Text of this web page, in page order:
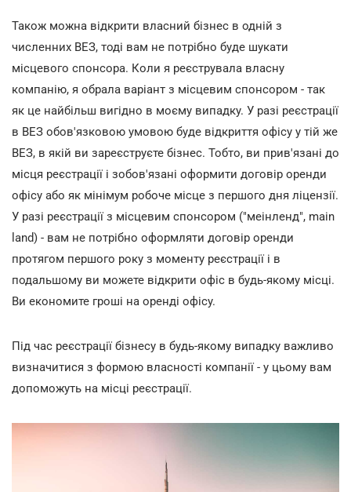
Також можна відкрити власний бізнес в одній з
численних ВЕЗ, тоді вам не потрібно буде шукати
місцевого спонсора. Коли я реєструвала власну
компанію, я обрала варіант з місцевим спонсором - так
як це найбільш вигідно в моєму випадку. У разі реєстрації
в ВЕЗ обов'язковою умовою буде відкриття офісу у тій же
ВЕЗ, в якій ви зареєструєте бізнес. Тобто, ви прив'язані до
місця реєстрації і зобов'язані оформити договір оренди
офісу або як мінімум робоче місце з першого дня ліцензії.
У разі реєстрації з місцевим спонсором ("меінленд", main
land) - вам не потрібно оформляти договір оренди
протягом першого року з моменту реєстрації і в
подальшому ви можете відкрити офіс в будь-якому місці.
Ви економите гроші на оренді офісу.
Під час реєстрації бізнесу в будь-якому випадку важливо
визначитися з формою власності компанії - у цьому вам
допоможуть на місці реєстрації.